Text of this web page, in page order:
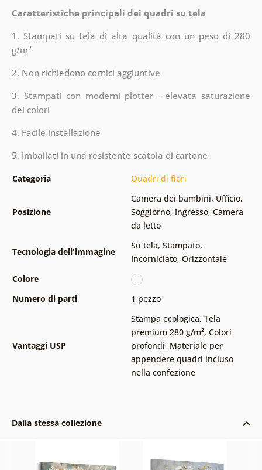
Caratteristiche principali dei quadri su tela
1. Stampati su tela di alta qualità con un peso di 280
g/m2
2. Non richiedono cornici aggiuntive
3. Stampati con moderni plotter - elevata saturazione
dei colori
4. Facile installazione
5. Imballati in una resistente scatola di cartone
Categoria Quadri di fiori
Posizione
Camera dei bambini, Ufficio,
Soggiorno, Ingresso, Camera
da letto
Tecnologia dell'immagine
Su tela, Stampato,
Incorniciato, Orizzontale
Colore
Numero di parti
1 pezzo
Vantaggi USP
Stampa ecologica, Tela
premium 280 g/m², Colori
profondi, Materiale per
appendere quadri incluso
nella confezione
Dalla stessa collezione